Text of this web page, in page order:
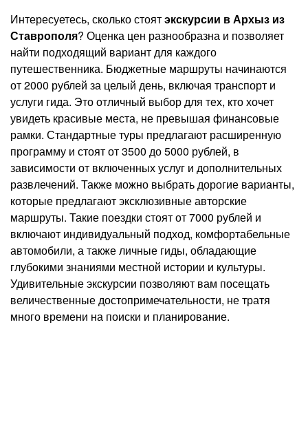
Интересуетесь, сколько стоятэкскурсии в Архыз из
Ставрополя? Оценка цен разнообразна и позволяет
найти подходящий вариант для каждого
путешественника. Бюджетные маршруты начинаются
от 2000 рублей за целый день, включая транспорт и
услуги гида. Это отличный выбор для тех, кто хочет
увидеть красивые места, не превышая финансовые
рамки. Стандартные туры предлагают расширенную
программу и стоят от 3500 до 5000 рублей, в
зависимости от включенных услуг и дополнительных
развлечений. Также можно выбрать дорогие варианты,
которые предлагают эксклюзивные авторские
маршруты. Такие поездки стоят от 7000 рублей и
включают индивидуальный подход, комфортабельные
автомобили, а также личные гиды, обладающие
глубокими знаниями местной истории и культуры.
Удивительные экскурсии позволяют вам посещать
величественные достопримечательности, не тратя
много времени на поиски и планирование.